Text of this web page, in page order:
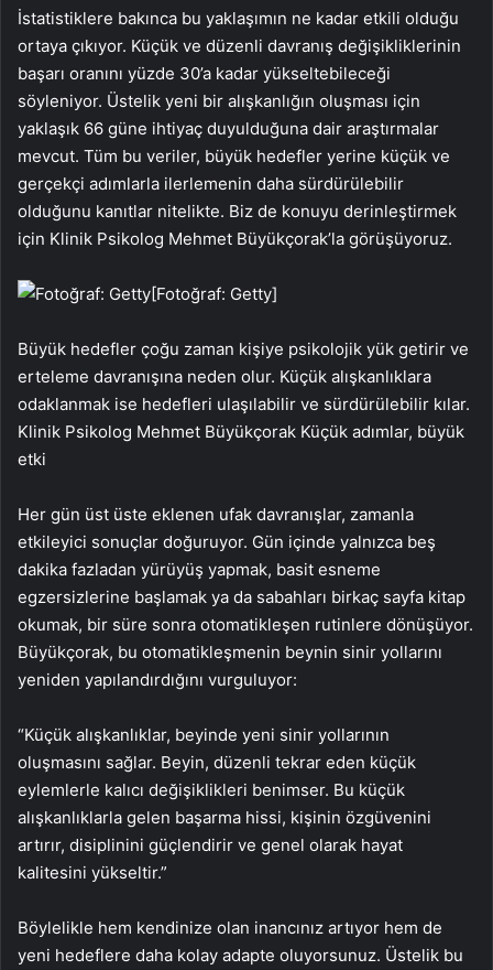
İstatistiklere bakınca bu yaklaşımın ne kadar etkili olduğu
ortaya çıkıyor. Küçük ve düzenli davranış değişikliklerinin
başarı oranını yüzde 30’a kadar yükseltebileceği
söyleniyor. Üstelik yeni bir alışkanlığın oluşması için
yaklaşık 66 güne ihtiyaç duyulduğuna dair araştırmalar
mevcut. Tüm bu veriler, büyük hedefler yerine küçük ve
gerçekçi adımlarla ilerlemenin daha sürdürülebilir
olduğunu kanıtlar nitelikte. Biz de konuyu derinleştirmek
için Klinik Psikolog Mehmet Büyükçorak’la görüşüyoruz.
[Fotoğraf: Getty]
Büyük hedefler çoğu zaman kişiye psikolojik yük getirir ve
erteleme davranışına neden olur. Küçük alışkanlıklara
odaklanmak ise hedefleri ulaşılabilir ve sürdürülebilir kılar.
Klinik Psikolog Mehmet Büyükçorak Küçük adımlar, büyük
etki
Her gün üst üste eklenen ufak davranışlar, zamanla
etkileyici sonuçlar doğuruyor. Gün içinde yalnızca beş
dakika fazladan yürüyüş yapmak, basit esneme
egzersizlerine başlamak ya da sabahları birkaç sayfa kitap
okumak, bir süre sonra otomatikleşen rutinlere dönüşüyor.
Büyükçorak, bu otomatikleşmenin beynin sinir yollarını
yeniden yapılandırdığını vurguluyor:
“Küçük alışkanlıklar, beyinde yeni sinir yollarının
oluşmasını sağlar. Beyin, düzenli tekrar eden küçük
eylemlerle kalıcı değişiklikleri benimser. Bu küçük
alışkanlıklarla gelen başarma hissi, kişinin özgüvenini
artırır, disiplinini güçlendirir ve genel olarak hayat
kalitesini yükseltir.”
Böylelikle hem kendinize olan inancınız artıyor hem de
yeni hedeflere daha kolay adapte oluyorsunuz. Üstelik bu